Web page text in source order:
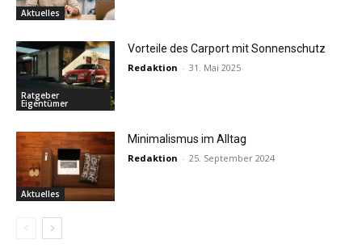
Aktuelles
Ratgeber
Eigentümer
Vorteile des Carport mit Sonnenschutz
Redaktion - 31. Mai 2025
Aktuelles
Minimalismus im Alltag
Redaktion - 25. September 2024